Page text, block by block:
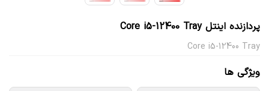
پردازنده اینتل Core i5-12400 Tray
Core i5-12400 Tray
ویژگی ها